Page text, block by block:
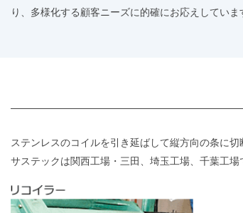
り、多様化する顧客ニーズに的確にお応えしていま
ステンレスのコイルを引き延ばして縦方向の条に
サステックは関西工場・三田、埼玉工場、千葉工